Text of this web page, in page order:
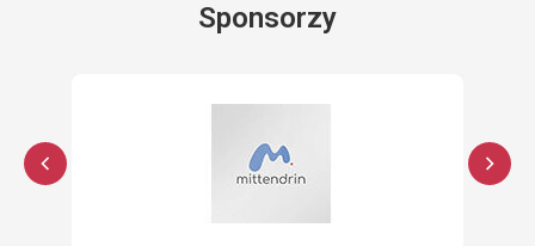
Sponsorzy